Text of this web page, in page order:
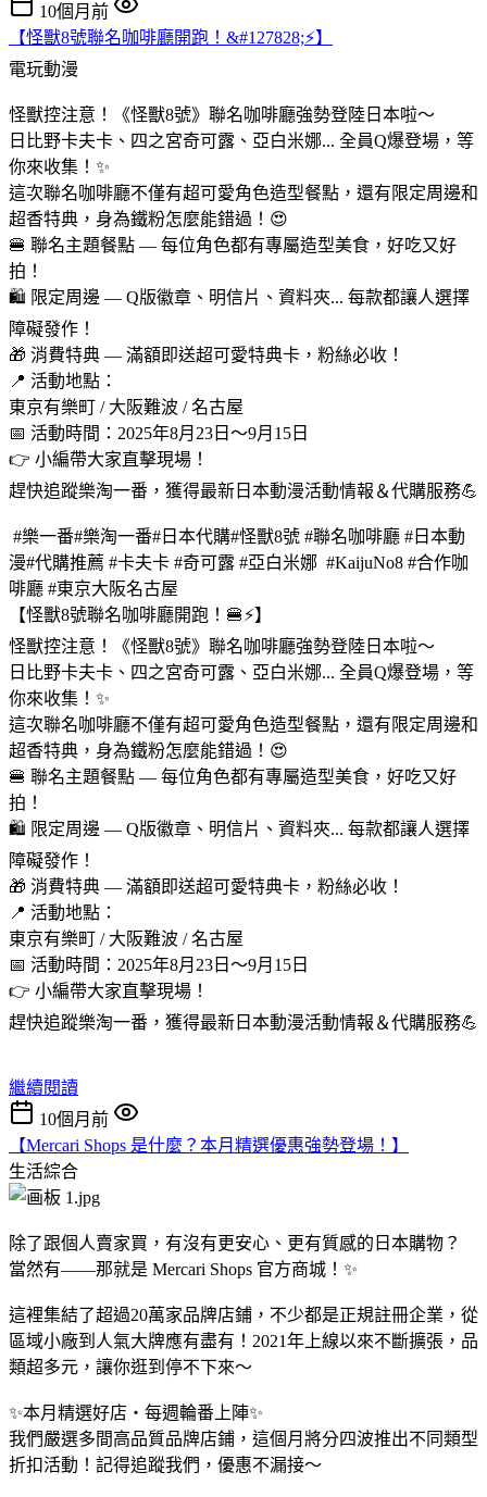
10個月前
【怪獸8號聯名咖啡廳開跑！&#127828;⚡】
電玩動漫
怪獸控注意！《怪獸8號》聯名咖啡廳強勢登陸日本啦～
日比野卡夫卡、四之宮奇可露、亞白米娜... 全員Q爆登場，等
你來收集！✨
這次聯名咖啡廳不僅有超可愛角色造型餐點，還有限定周邊和
超香特典，身為鐵粉怎麼能錯過！😍
🍔 聯名主題餐點 — 每位角色都有專屬造型美食，好吃又好
拍！
🛍️ 限定周邊 — Q版徽章、明信片、資料夾... 每款都讓人選擇
障礙發作！
🎁 消費特典 — 滿額即送超可愛特典卡，粉絲必收！
📍 活動地點：
東京有樂町 / 大阪難波 / 名古屋
📅 活動時間：2025年8月23日～9月15日
👉 小編帶大家直擊現場！
趕快追蹤樂淘一番，獲得最新日本動漫活動情報＆代購服務💪
#樂一番#樂淘一番#日本代購#怪獸8號 #聯名咖啡廳 #日本動
漫#代購推薦 #卡夫卡 #奇可露 #亞白米娜 #KaijuNo8 #合作咖
啡廳 #東京大阪名古屋
【怪獸8號聯名咖啡廳開跑！🍔⚡】
怪獸控注意！《怪獸8號》聯名咖啡廳強勢登陸日本啦～
日比野卡夫卡、四之宮奇可露、亞白米娜... 全員Q爆登場，等
你來收集！✨
這次聯名咖啡廳不僅有超可愛角色造型餐點，還有限定周邊和
超香特典，身為鐵粉怎麼能錯過！😍
🍔 聯名主題餐點 — 每位角色都有專屬造型美食，好吃又好
拍！
🛍️ 限定周邊 — Q版徽章、明信片、資料夾... 每款都讓人選擇
障礙發作！
🎁 消費特典 — 滿額即送超可愛特典卡，粉絲必收！
📍 活動地點：
東京有樂町 / 大阪難波 / 名古屋
📅 活動時間：2025年8月23日～9月15日
👉 小編帶大家直擊現場！
趕快追蹤樂淘一番，獲得最新日本動漫活動情報＆代購服務💪
繼續閱讀
10個月前
【Mercari Shops 是什麼？本月精選優惠強勢登場！】
生活綜合
除了跟個人賣家買，有沒有更安心、更有質感的日本購物？
當然有——那就是 Mercari Shops 官方商城！✨
這裡集結了超過20萬家品牌店鋪，不少都是正規註冊企業，從
區域小廠到人氣大牌應有盡有！2021年上線以來不斷擴張，品
類超多元，讓你逛到停不下來～
✨本月精選好店・每週輪番上陣✨
我們嚴選多間高品質品牌店鋪，這個月將分四波推出不同類型
折扣活動！記得追蹤我們，優惠不漏接～